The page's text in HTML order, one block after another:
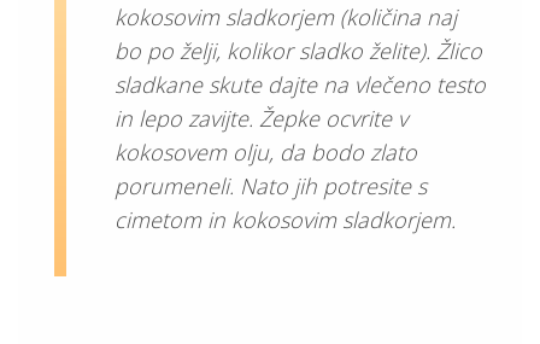
kokosovim sladkorjem (količina naj
bo po želji, kolikor sladko želite). Žlico
sladkane skute dajte na vlečeno testo
in lepo zavijte. Žepke ocvrite v
kokosovem olju, da bodo zlato
porumeneli. Nato jih potresite s
cimetom in kokosovim sladkorjem.